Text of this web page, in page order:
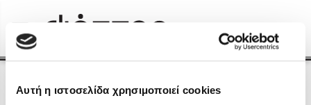
Αυτή η ιστοσελίδα χρησιμοποιεί cookies
Κλείσιμο
Αρχική | Οι Συγγραφείς μας
Οι Συγγραφείς μας